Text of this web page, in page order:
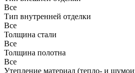
Все
Тип внутренней отделки
Все
Толщина стали
Все
Толщина полотна
Все
Утепление материал (тепло- и